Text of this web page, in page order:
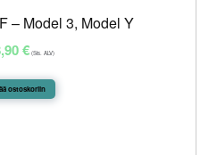
– Model 3, Model Y
€ (Sis. ALV)
ostoskoriin